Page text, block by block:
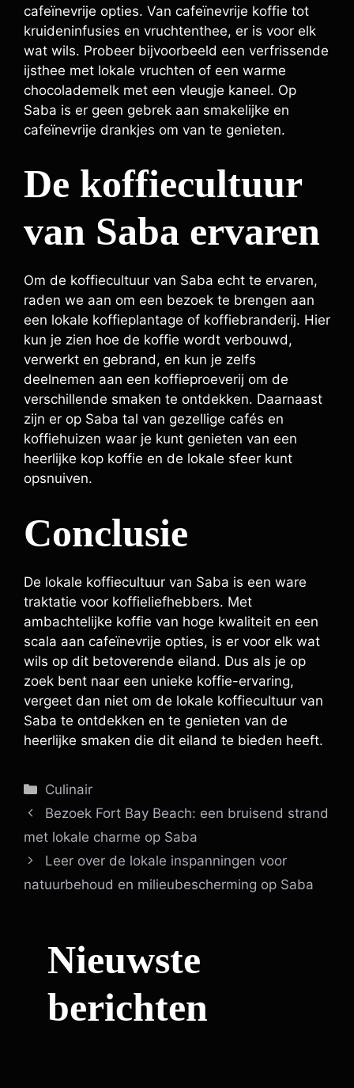
cafeïnevrije opties. Van cafeïnevrije koffie tot
kruideninfusies en vruchtenthee, er is voor elk
wat wils. Probeer bijvoorbeeld een verfrissende
ijsthee met lokale vruchten of een warme
chocolademelk met een vleugje kaneel. Op
Saba is er geen gebrek aan smakelijke en
cafeïnevrije drankjes om van te genieten.
De koffiecultuur
van Saba ervaren
Om de koffiecultuur van Saba echt te ervaren,
raden we aan om een bezoek te brengen aan
een lokale koffieplantage of koffiebranderij. Hier
kun je zien hoe de koffie wordt verbouwd,
verwerkt en gebrand, en kun je zelfs
deelnemen aan een koffieproeverij om de
verschillende smaken te ontdekken. Daarnaast
zijn er op Saba tal van gezellige cafés en
koffiehuizen waar je kunt genieten van een
heerlijke kop koffie en de lokale sfeer kunt
opsnuiven.
Conclusie
De lokale koffiecultuur van Saba is een ware
traktatie voor koffieliefhebbers. Met
ambachtelijke koffie van hoge kwaliteit en een
scala aan cafeïnevrije opties, is er voor elk wat
wils op dit betoverende eiland. Dus als je op
zoek bent naar een unieke koffie-ervaring,
vergeet dan niet om de lokale koffiecultuur van
Saba te ontdekken en te genieten van de
heerlijke smaken die dit eiland te bieden heeft.
Categorieën
Culinair
Bezoek Fort Bay Beach: een bruisend strand
met lokale charme op Saba
Leer over de lokale inspanningen voor
natuurbehoud en milieubescherming op Saba
Nieuwste
berichten